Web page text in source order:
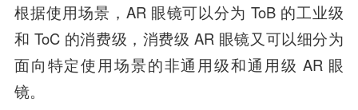
根据使用场景，AR 眼镜可以分为 ToB 的工业级
和 ToC 的消费级，消费级 AR 眼镜又可以细分为
面向特定使用场景的非通用级和通用级 AR 眼
镜。